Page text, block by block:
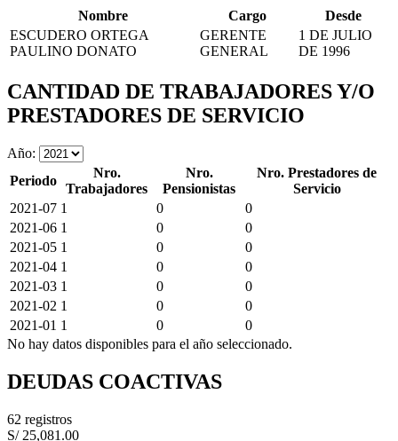
Nombre Cargo
Desde
ESCUDERO ORTEGA
PAULINO DONATO
GERENTE
GENERAL
1 DE JULIO
DE 1996
CANTIDAD DE TRABAJADORES Y/O
PRESTADORES DE SERVICIO
Año:
Periodo
Nro.
Trabajadores
Nro.
Pensionistas
Nro. Prestadores de
Servicio
2021-07 1 0
0
2021-06 1 0
0
2021-05 1 0
0
2021-04 1 0
0
2021-03 1 0
0
2021-02 1 0
0
2021-01 1 0
0
No hay datos disponibles para el año seleccionado.
DEUDAS COACTIVAS
62 registros
S/ 25,081.00